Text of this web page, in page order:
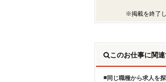
※掲載を終了
このお仕事に関
同じ職種から求人を